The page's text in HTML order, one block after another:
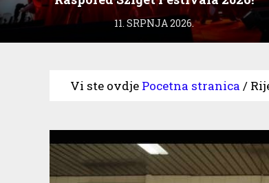
11. SRPNJA 2026.
Vi ste ovdje Pocetna stranica /